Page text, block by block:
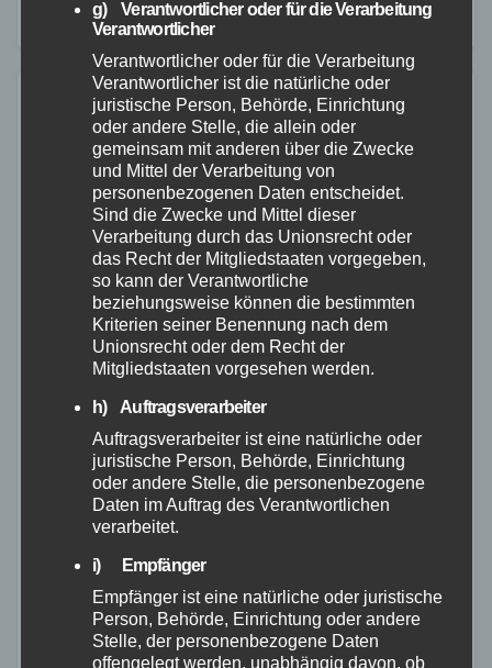
sich heraus, dass es in…
83-jährige Frau aus Mudersbach
vermisst
27. MÄRZ 2026
Am 23.03.2026, vermutlich gegen 10:00 Uhr, verließ
die vermisste Brigitte S. ihr häusliches Umfeld in der
g) Verantwortlicher oder für die Verarbeitung
Verantwortlicher
Verantwortlicher oder für die Verarbeitung
Verantwortlicher ist die natürliche oder
juristische Person, Behörde, Einrichtung
oder andere Stelle, die allein oder
gemeinsam mit anderen über die Zwecke
und Mittel der Verarbeitung von
personenbezogenen Daten entscheidet.
Sind die Zwecke und Mittel dieser
Verarbeitung durch das Unionsrecht oder
das Recht der Mitgliedstaaten vorgegeben,
so kann der Verantwortliche
beziehungsweise können die bestimmten
Kriterien seiner Benennung nach dem
Unionsrecht oder dem Recht der
Mitgliedstaaten vorgesehen werden.
h) Auftragsverarbeiter
Auftragsverarbeiter ist eine natürliche oder
juristische Person, Behörde, Einrichtung
oder andere Stelle, die personenbezogene
Daten im Auftrag des Verantwortlichen
verarbeitet.
i) Empfänger
Empfänger ist eine natürliche oder juristische
Person, Behörde, Einrichtung oder andere
Stelle, der personenbezogene Daten
offengelegt werden, unabhängig davon, ob